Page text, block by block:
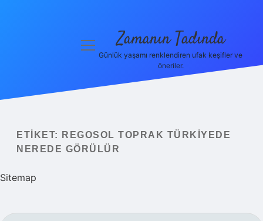
Yasal Uyarı
Hakkımızda
menüyüZamanın Tadında
Günlük yaşamı renklendiren ufak keşifler ve
öneriler.
ETIKET:
REGOSOL TOPRAK TÜRKIYEDE
NEREDE GÖRÜLÜR
Sitemap